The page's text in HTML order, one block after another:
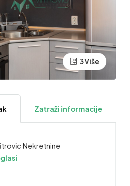
3 Više
Zatraži informacije
Nekretnine